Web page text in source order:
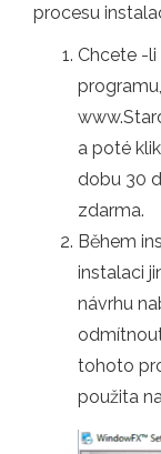
procesu
Chcete -
a poté
dobu 30
zdarma.
Během
instalaci
návrhu
tohoto
použita